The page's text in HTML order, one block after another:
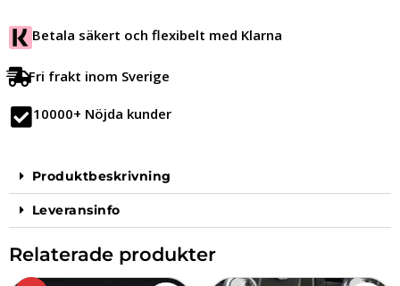
Betala säkert och flexibelt med Klarna
Fri frakt inom Sverige
10000+ Nöjda kunder
Produktbeskrivning
Leveransinfo
Relaterade produkter